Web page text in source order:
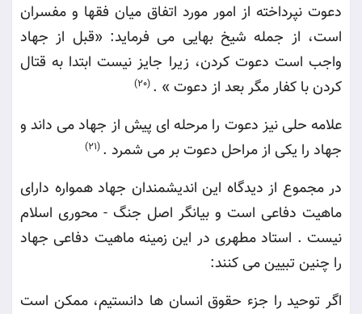
دعوت نپرداخته از امور مورد اتفاق میان فقها و مفسران
است، از جمله شیخ بهایی می فرماید: «قبل از جهاد
واجب است دعوت کردن، زیرا جایز نیست ابتدا به قتال
کردن با کفار مگر بعد از دعوت » .
(20)
علامه حلی نیز دعوت را مرحله ای پیش از جهاد می داند و
جهاد را یکی از مراحل دعوت بر می شمرد .
(21)
در مجموع از دیدگاه این اندیشمندان جهاد همواره دارای
ماهیت دفاعی است و بیانگر اصل جنگ - محوری اسلام
نیست . استاد مطهری در این زمینه ماهیت دفاعی جهاد
را چنین تبیین می کنند:
اگر توحید را جزء حقوق انسان ها دانستیم، ممکن است